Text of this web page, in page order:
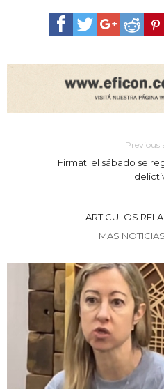
Previous
Firmat: el sábado se
ARTICULOS
MAS